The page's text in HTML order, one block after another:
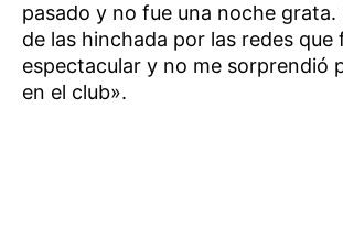
pasado y no fue una noche grata.
de las hinchada por las redes que
espectacular y no me sorprendió
en el club».